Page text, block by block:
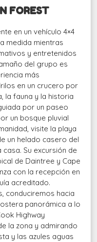
FOREST
en un vehículo 4×4
medida mientras
y entretenidos
del grupo es
más
en un crucero por
la fauna y la historia
por un paseo
un bosque pluvial
visite la playa
un helado casero del
Su excursión de
de Daintree y Cape
con la recepción en
acreditado.
conduciremos hacia
panorámica a lo
Highway
la zona y admirando
y las azules aguas